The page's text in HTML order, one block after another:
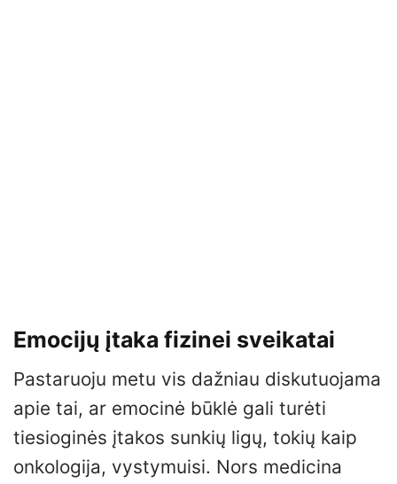
Emocijų įtaka fizinei sveikatai
Pastaruoju metu vis dažniau diskutuojama
apie tai, ar emocinė būklė gali turėti
tiesioginės įtakos sunkių ligų, tokių kaip
onkologija, vystymuisi. Nors medicina